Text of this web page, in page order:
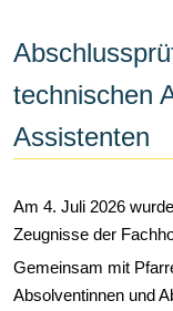
technischen
Assistenten
Am 4. Juli 2026
Zeugnisse der
Gemeinsam mit
Absolventinnen und